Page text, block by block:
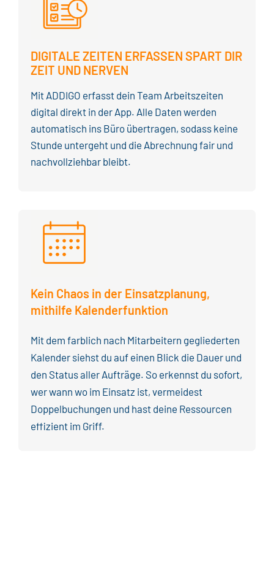
DIGITALE ZEITEN ERFASSEN SPART DIR
ZEIT UND NERVEN
Mit ADDIGO erfasst dein Team Arbeitszeiten
digital direkt in der App. Alle Daten werden
automatisch ins Büro übertragen, sodass keine
Stunde untergeht und die Abrechnung fair und
nachvollziehbar bleibt.
Kein Chaos in der Einsatzplanung,
mithilfe Kalenderfunktion
Mit dem farblich nach Mitarbeitern gegliederten
Kalender siehst du auf einen Blick die Dauer und
den Status aller Aufträge. So erkennst du sofort,
wer wann wo im Einsatz ist, vermeidest
Doppelbuchungen und hast deine Ressourcen
effizient im Griff.